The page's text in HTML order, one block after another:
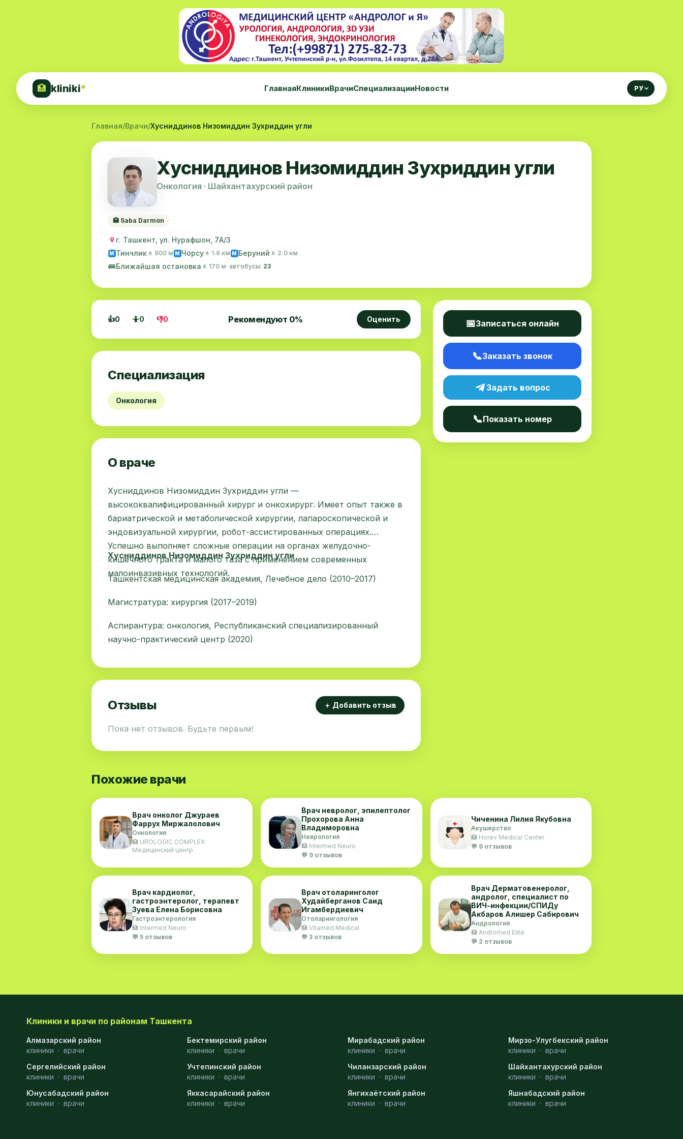
🏥 kliniki* ГлавнаяКлиникиВрачиСпециализацииНовости РУ
Главная/Врачи/Хусниддинов Низомиддин Зухриддин угли
Хусниддинов Низомиддин Зухриддин угли
Онкология · Шайхантахурский район
🏥 Saba Darmon
г. Ташкент, ул. Нурафшон, 7А/3
M Тинчлик 🚶 800 м M Чорсу 🚶 1.6 км M Беруний 🚶 2.0 км
🚌Ближайшая остановка 🚶 170 м· автобусы: 23
👍0 🤷0 👎0 Рекомендуют 0% Оценить
Специализация
Онкология
О враче
Хусниддинов Низомиддин Зухриддин угли —
высококвалифицированный хирург и онкохирург. Имеет опыт также в
бариатрической и метаболической хирургии, лапароскопической и
эндовизуальной хирургии, робот-ассистированных операциях.
Успешно выполняет сложные операции на органах желудочно-
кишечного тракта и малого таза с применением современных
малоинвазивных технологий.
Хусниддинов Низомиддин Зухриддин угли
Ташкентская медицинская академия, Лечебное дело (2010–2017)
Магистратура: хирургия (2017–2019)
Аспирантура: онкология, Республиканский специализированный
научно-практический центр (2020)
Отзывы ＋ Добавить отзыв
Пока нет отзывов. Будьте первым!
📅Записаться онлайн
📞Заказать звонок
Задать вопрос
📞Показать номер
Похожие врачи
Врач онколог Джураев
Фаррух Миржалолович
Онкология
🏥 UROLOGIC COMPLEX
Медицинский центр
Врач невролог, эпилептолог
Прохорова Анна
Владиморовна
Неврология
🏥 Intermed Neuro
💬 9 отзывов
Чиченина Лилия Якубовна
Акушерство
🏥 Horev Medical Center
💬 9 отзывов
Врач кардиолог,
гастроэнтеролог, терапевт
Зуева Елена Борисовна
Гастроэнтерология
🏥 Intermed Neuro
💬 5 отзывов
Врач отоларинголог
Худайберганов Саид
Игамбердиевич
Отоларингология
🏥 Vitamed Medical
💬 3 отзывов
Врач Дерматовенеролог,
андролог, специалист по
ВИЧ-инфекции/СПИДу
Акбаров Алишер Сабирович
Андрология
🏥 Andromed Elite
💬 2 отзывов
Клиники и врачи по районам Ташкента
Алмазарский район
клиники · врачи
Бектемирский район
клиники · врачи
Мирабадский район
клиники · врачи
Мирзо-Улугбекский район
клиники · врачи
Сергелийский район
клиники · врачи
Учтепинский район
клиники · врачи
Чиланзарский район
клиники · врачи
Шайхантахурский район
клиники · врачи
Юнусабадский район
клиники · врачи
Яккасарайский район
клиники · врачи
Янгихаётский район
клиники · врачи
Яшнабадский район
клиники · врачи